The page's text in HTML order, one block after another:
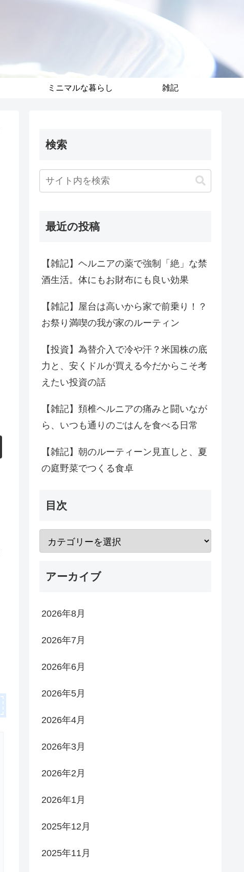
ミニマルな暮らし 雑記
検索
最近の投稿
【雑記】ヘルニアの薬で強制「絶」な禁
酒生活。体にもお財布にも良い効果
【雑記】屋台は高いから家で前乗り！？
お祭り満喫の我が家のルーティン
【投資】為替介入で冷や汗？米国株の底
力と、安くドルが買える今だからこそ考
えたい投資の話
【雑記】頚椎ヘルニアの痛みと闘いなが
ら、いつも通りのごはんを食べる日常
【雑記】朝のルーティーン見直しと、夏
の庭野菜でつくる食卓
目次
アーカイブ
2026年8月
2026年7月
2026年6月
2026年5月
2026年4月
2026年3月
2026年2月
2026年1月
2025年12月
2025年11月